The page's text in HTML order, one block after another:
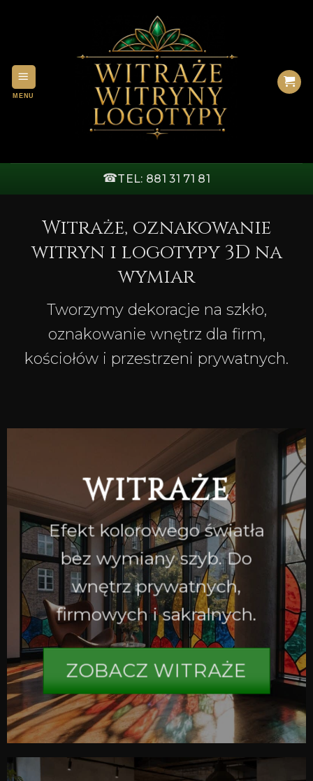
☎TEL: 881 31 71 81
Witraże, oznakowanie
witryn i logotypy 3D na
wymiar
Tworzymy dekoracje na szkło,
oznakowanie wnętrz dla firm,
kościołów i przestrzeni prywatnych.
WITRAŻE
Efekt kolorowego światła
bez wymiany szyb. Do
wnętrz prywatnych,
firmowych i sakralnych.
ZOBACZ WITRAŻE